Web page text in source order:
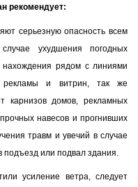
рекомендует:
серьезную опасность всем
ухудшения погодных
нахождения рядом с линиями
рекламы и витрин, так же
карнизов домов, рекламных
навесов и прогнивших
травм и увечий в случае
подъезд или подвал здания.
усиление ветра, следует